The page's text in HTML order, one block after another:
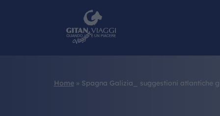
Home » Spagna Galizia_ suggestioni atlantiche